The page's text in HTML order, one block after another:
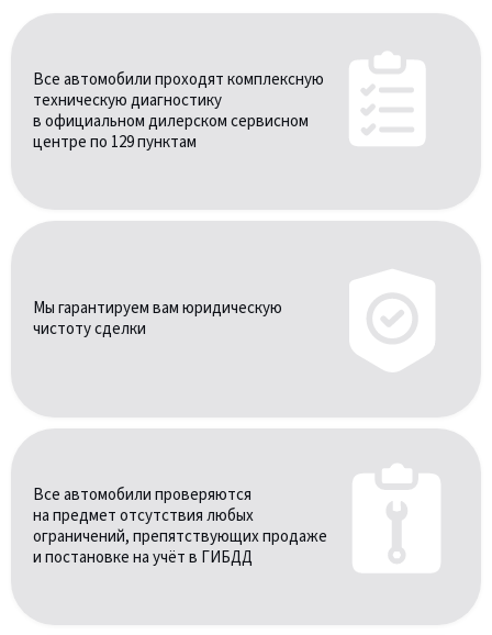
Все автомобили проходят комплексную
техническую диагностику
в официальном дилерском сервисном
центре по 129 пунктам
Мы гарантируем вам юридическую
чистоту сделки
Все автомобили проверяются
на предмет отсутствия любых
ограничений, препятствующих продаже
и постановке на учёт в ГИБДД